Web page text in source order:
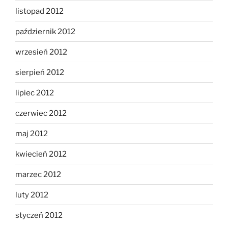
listopad 2012
październik 2012
wrzesień 2012
sierpień 2012
lipiec 2012
czerwiec 2012
maj 2012
kwiecień 2012
marzec 2012
luty 2012
styczeń 2012